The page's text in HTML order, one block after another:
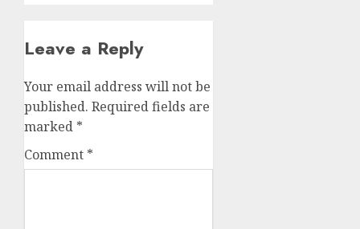
Leave a Reply
Your email address will not be
published. Required fields are
marked *
Comment *